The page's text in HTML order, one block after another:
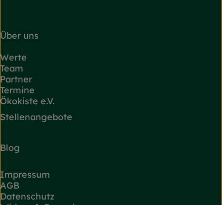
Über uns
Werte
Team
Partner
Termine
Ökokiste e.V.
Stellenangebote
Blog
Impressum
AGB
Datenschutz